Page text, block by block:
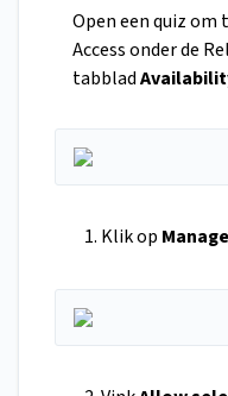
Open een quiz om
Access onder de
tabblad
Klik op